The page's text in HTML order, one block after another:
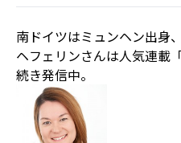
南ドイツはミュンヘン出身
ヘフェリンさんは人気連載
続き発信中。